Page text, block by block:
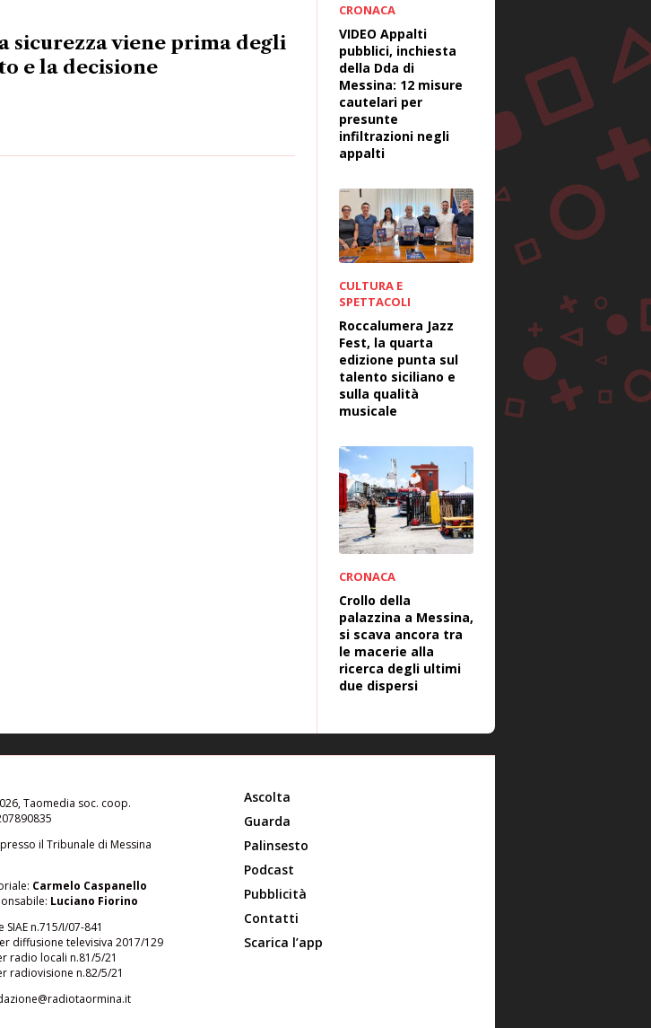
sicurezza viene prima degli
e la decisione
CRONACA
VIDEO Appalti
pubblici, inchiesta
della Dda di
Messina: 12 misure
cautelari per
presunte
infiltrazioni negli
appalti
CULTURA E
SPETTACOLI
Roccalumera Jazz
Fest, la quarta
edizione punta sul
talento siciliano e
sulla qualità
musicale
CRONACA
Crollo della
palazzina a Messina,
si scava ancora tra
le macerie alla
ricerca degli ultimi
due dispersi
Taomedia soc. coop.
il Tribunale di Messina
Carmelo Caspanello
Luciano Fiorino
n.715/I/07-841
diffusione televisiva 2017/129
radio locali n.81/5/21
radiovisione n.82/5/21
Ascolta
Guarda
Palinsesto
Podcast
Pubblicità
Contatti
Scarica l’app